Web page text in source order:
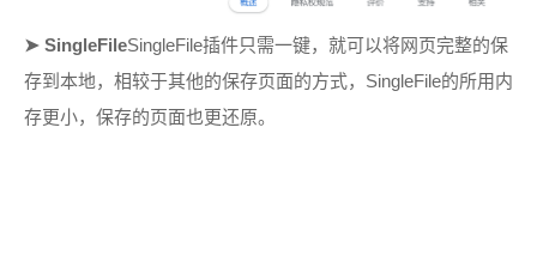
➤ SingleFileSingleFile插件只需一键，就可以将网页完整的保
存到本地，相较于其他的保存页面的方式，SingleFile的所用内
存更小，保存的页面也更还原。